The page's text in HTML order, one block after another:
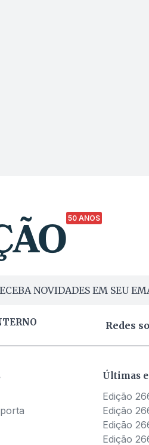
50 ANOS
NOVIDADES EM SEU
Redes
Últimas
Edição
Edição
Edição
Edição